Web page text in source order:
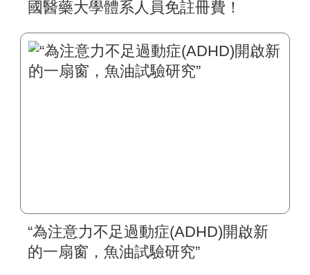
國醫藥大學體系人員免註冊費！
“為注意力不足過動症(ADHD)開啟新
的一扇窗，魚油試驗研究”